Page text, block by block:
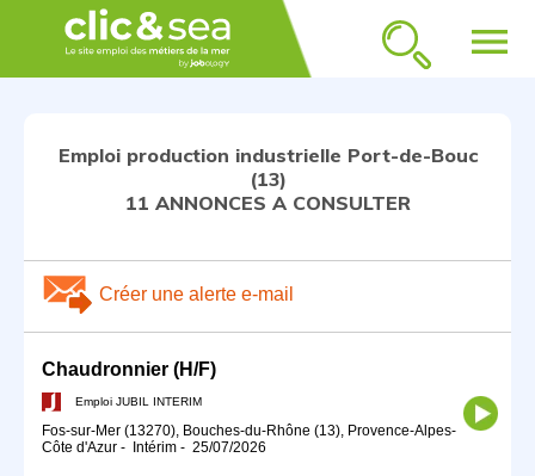
menu
Emploi production industrielle Port-de-Bouc
(13)
11 ANNONCES A CONSULTER
Créer une alerte e-mail
Chaudronnier (H/F)
Emploi JUBIL INTERIM
Fos-sur-Mer (13270), Bouches-du-Rhône (13), Provence-Alpes-
Côte d'Azur - Intérim - 25/07/2026